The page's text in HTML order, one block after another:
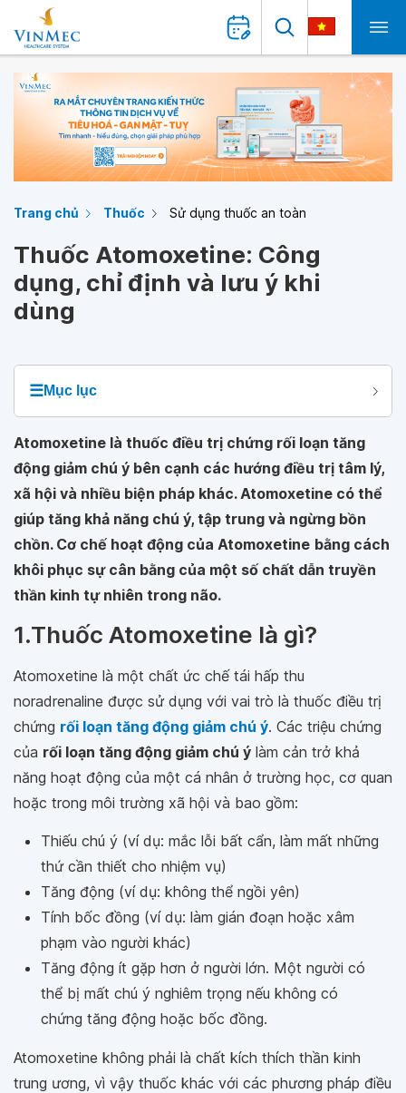
Trang chủ Thuốc Sử dụng thuốc an toàn
Thuốc Atomoxetine: Công
dụng, chỉ định và lưu ý khi
dùng
☰Mục lục
Atomoxetine là thuốc điều trị chứng rối loạn tăng
động giảm chú ý bên cạnh các hướng điều trị tâm lý,
xã hội và nhiều biện pháp khác. Atomoxetine có thể
giúp tăng khả năng chú ý, tập trung và ngừng bồn
chồn. Cơ chế hoạt động của Atomoxetine bằng cách
khôi phục sự cân bằng của một số chất dẫn truyền
thần kinh tự nhiên trong não.
1.Thuốc Atomoxetine là gì?
Atomoxetine là một chất ức chế tái hấp thu
noradrenaline được sử dụng với vai trò là thuốc điều trị
chứng rối loạn tăng động giảm chú ý. Các triệu chứng
của rối loạn tăng động giảm chú ý làm cản trở khả
năng hoạt động của một cá nhân ở trường học, cơ quan
hoặc trong môi trường xã hội và bao gồm:
Thiếu chú ý (ví dụ: mắc lỗi bất cẩn, làm mất những
thứ cần thiết cho nhiệm vụ)
Tăng động (ví dụ: không thể ngồi yên)
Tính bốc đồng (ví dụ: làm gián đoạn hoặc xâm
phạm vào người khác)
Tăng động ít gặp hơn ở người lớn. Một người có
thể bị mất chú ý nghiêm trọng nếu không có
chứng tăng động hoặc bốc đồng.
Atomoxetine không phải là chất kích thích thần kinh
trung ương, vì vậy thuốc khác với các phương pháp điều